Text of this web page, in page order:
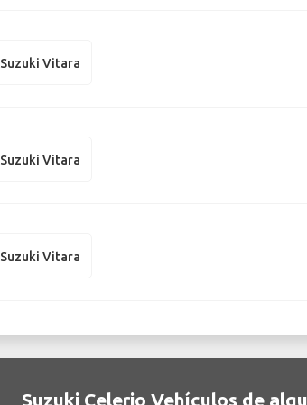
Suzuki Vitara
Suzuki Vitara
Suzuki Vitara
Suzuki Celerio Vehículos de